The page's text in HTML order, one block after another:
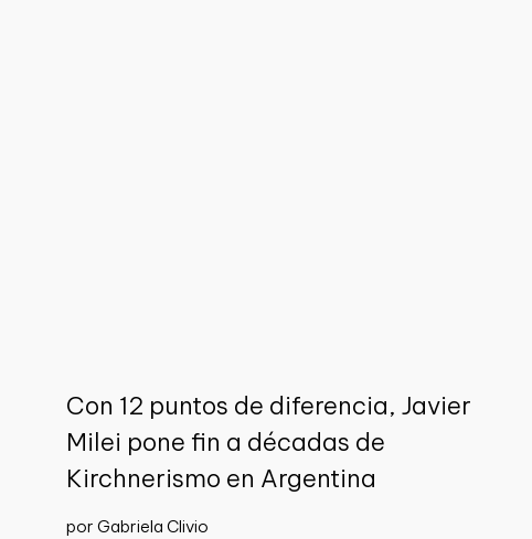
Con 12 puntos de diferencia, Javier
Milei pone fin a décadas de
Kirchnerismo en Argentina
por Gabriela Clivio